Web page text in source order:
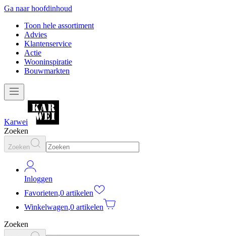
Ga naar hoofdinhoud
Toon hele assortiment
Advies
Klantenservice
Actie
Wooninspiratie
Bouwmarkten
Karwei
Zoeken
Zoeken
Inloggen
Favorieten,0 artikelen
Winkelwagen,0 artikelen
Zoeken